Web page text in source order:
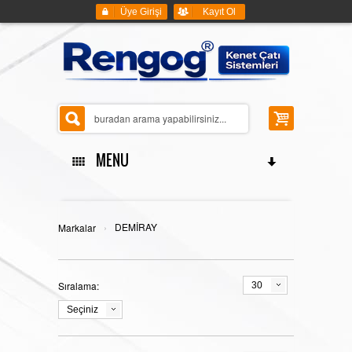
Üye Girişi Kayıt Ol
MENU
ANASAYFA
KENET ÇATI SİSTEMLERİ
Markalar › DEMİRAY
Sıralama:
Seçiniz
30